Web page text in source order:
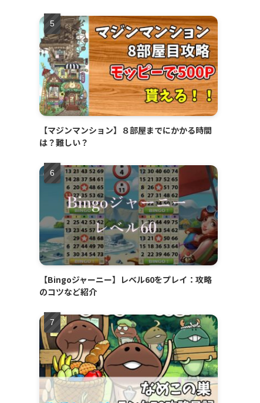
【マジンマンション】８部屋までにかかる時間
は？難しい？
【Bingoジャーニー】レベル60をプレイ：攻略
のコツなど紹介